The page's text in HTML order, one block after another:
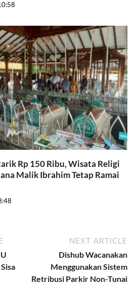
Rp 150 Ribu, Wisata Religi
Malik Ibrahim Tetap Ramai
NEXT ARTICLE
Dishub Wacanakan
Menggunakan Sistem
Retribusi Parkir Non-Tunai